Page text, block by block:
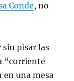
Conde, no
sin pisar las
“corriente
en una mesa